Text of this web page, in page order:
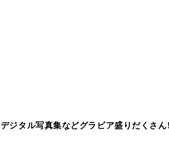
デジタル写真集などグラビア盛りだくさん!